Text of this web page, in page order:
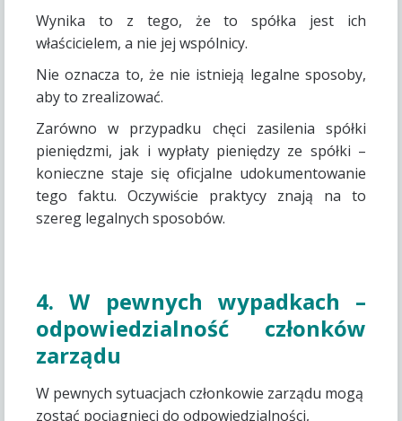
Wynika to z tego, że to spółka jest ich
właścicielem, a nie jej wspólnicy.
Nie oznacza to, że nie istnieją legalne sposoby,
aby to zrealizować.
Zarówno w przypadku chęci zasilenia spółki
pieniędzmi, jak i wypłaty pieniędzy ze spółki –
konieczne staje się oficjalne udokumentowanie
tego faktu. Oczywiście praktycy znają na to
szereg legalnych sposobów.
4. W pewnych wypadkach –
odpowiedzialność członków
zarządu
W pewnych sytuacjach członkowie zarządu mogą
zostać pociągnięci do odpowiedzialności,